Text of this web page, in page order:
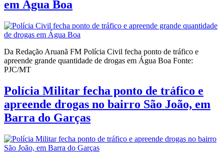
em Água Boa
Da Redação Aruanã FM Polícia Civil fecha ponto de tráfico e
apreende grande quantidade de drogas em Água Boa Fonte:
PJC/MT
Polícia Militar fecha ponto de tráfico e
apreende drogas no bairro São João, em
Barra do Garças